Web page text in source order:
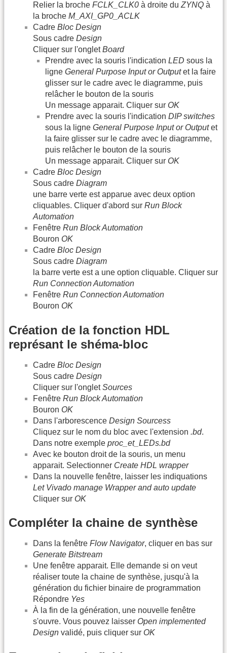
Relier la broche FCLK_CLK0 à droite duZYNQ à
la broche M_AXI_GP0_ACLK
Cadre Bloc Design
Sous cadre Design
Cliquer sur l'ongletBoard
Prendre avec la souris l'indication LED sous la
ligne General Purpose Input or Outputet la faire
glisser sur le cadre avec le diagramme, puis
relâcher le bouton de la souris
Un message apparait. Cliquer sur OK
Prendre avec la souris l'indication DIP switches
sous la ligne General Purpose Input or Outputet
la faire glisser sur le cadre avec le diagramme,
puis relâcher le bouton de la souris
Un message apparait. Cliquer sur OK
Cadre Bloc Design
Sous cadre Diagram
une barre verte est apparue avec deux option
cliquables. Cliquer d'abord sur Run Block
Automation
Fenêtre Run Block Automation
Bouron OK
Cadre Bloc Design
Sous cadre Diagram
la barre verte est a une option cliquable. Cliquer sur
Run Connection Automation
Fenêtre Run Connection Automation
Bouron OK
Création de la fonction HDL
représant le shéma-bloc
Cadre Bloc Design
Sous cadre Design
Cliquer sur l'ongletSources
Fenêtre Run Block Automation
Bouron OK
Dans l'arborescence Design Sourcess
Cliquez sur le nom du bloc avec l'extension .bd.
Dans notre exemple proc_et_LEDs.bd
Avec ke bouton droit de la souris, un menu
apparait. Selectionner Create HDL wrapper
Dans la nouvelle fenêtre, laisser les indiquations
Let Vivado manage Wrapper and auto update
Cliquer sur OK
Compléter la chaine de synthèse
Dans la fenêtre Flow Navigator, cliquer en bas sur
Generate Bitstream
Une fenêtre apparait. Elle demande si on veut
réaliser toute la chaine de synthèse, jusqu'à la
génération du fichier binaire de programmation
Répondre Yes
À la fin de la génération, une nouvelle fenêtre
s'ouvre. Vous pouvez laisser Open implemented
Design validé, puis cliquer sur OK